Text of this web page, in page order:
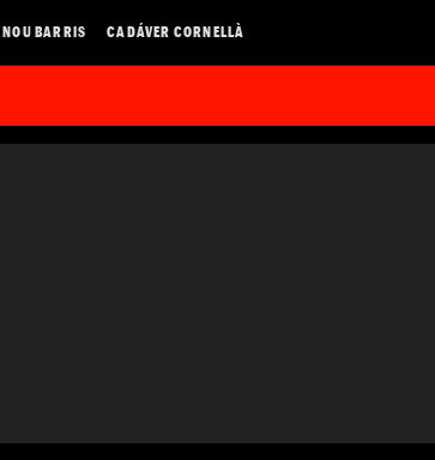
BARRIS CADÁVER CORNELLÀ